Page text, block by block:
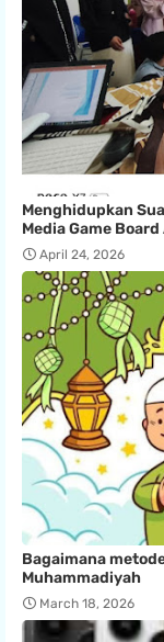
Menghidupkan
Media Game
April 24, 2026
Bagaimana
Muhammadiyah
March 18, 2026